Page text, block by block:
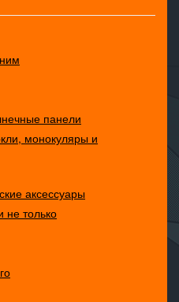
панели
монокуляры и
аксессуары
не только